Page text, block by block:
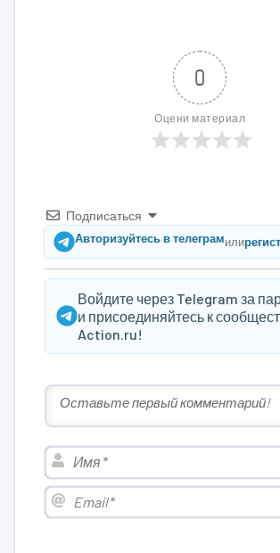
0
Оцени материал
Подписаться
Авторизуйтесь в телеграмили
Войдите через Telegram за
и присоединяйтесь к
Action.ru!